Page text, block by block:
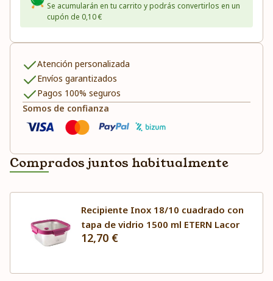
Se acumularán en tu carrito y podrás convertirlos en un
cupón de 0,10 €
Atención personalizada
Envíos garantizados
Pagos 100% seguros
Somos de confianza
Comprados juntos habitualmente
Recipiente Inox 18/10 cuadrado con
tapa de vidrio 1500 ml ETERN Lacor
12,70 €